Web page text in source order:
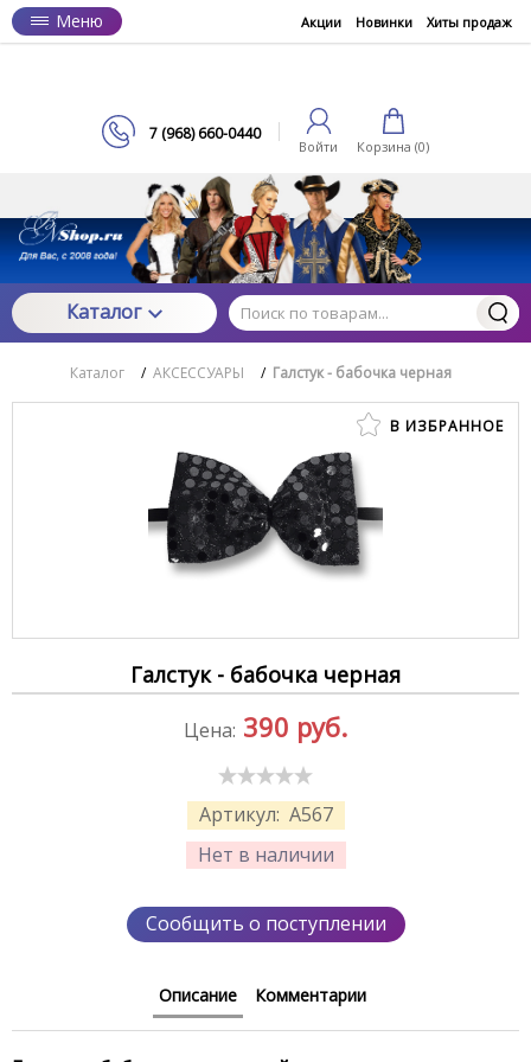
Меню Акции Новинки Хиты продаж
7 (968) 660-0440
Войти Корзина (0)
Каталог
Каталог / АКСЕССУАРЫ / Галстук - бабочка черная
В ИЗБРАННОЕ
Галстук - бабочка черная
Артикул: A567
Нет в наличии
Цена: 390 руб.
Сообщить о поступлении
Описание Комментарии